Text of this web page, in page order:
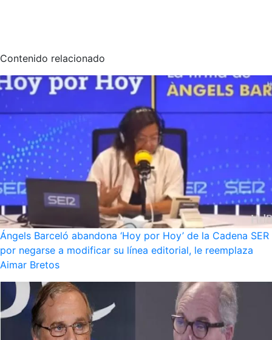
Contenido relacionado
Ángels Barceló abandona ‘Hoy por Hoy’ de la Cadena SER
por negarse a modificar su línea editorial, le reemplaza
Aimar Bretos